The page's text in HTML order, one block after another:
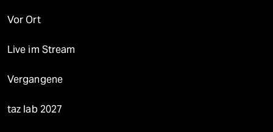
Vor Ort
Live im Stream
Vergangene
taz lab 2027